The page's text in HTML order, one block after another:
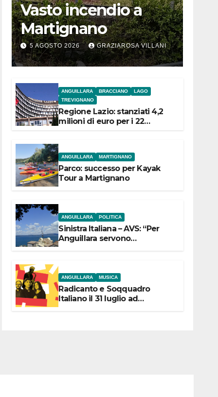
Vasto incendio a
Martignano
5 AGOSTO 2026 GRAZIAROSA VILLANI
ANGUILLARA BRACCIANO
LAGO
TREVIGNANO
Regione Lazio: stanziati 4,2
milioni di euro per i 22
ANGUILLARA MARTIGNANO
Parco: successo per Kayak
Tour a Martignano
ANGUILLARA POLITICA
Sinistra Italiana – AVS: “Per
Anguillara servono
ANGUILLARA MUSICA
Radicanto e Soqquadro
Italiano il 31 luglio ad